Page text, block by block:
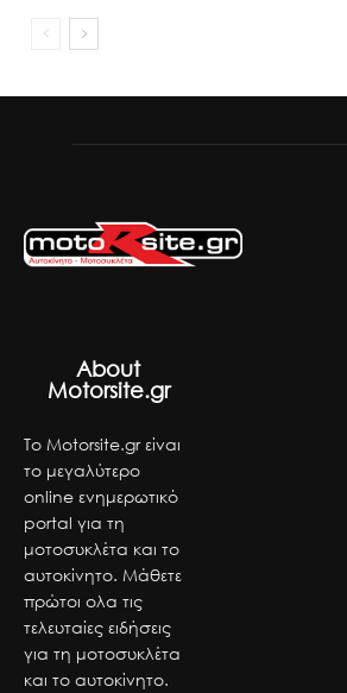
About
Motorsite.gr
Το Motorsite.gr είναι
το μεγαλύτερο
online ενημερωτικό
portal για τη
μοτοσυκλέτα και το
αυτοκίνητο. Μάθετε
πρώτοι ολα τις
τελευταίες ειδήσεις
για τη μοτοσυκλέτα
και το αυτοκίνητο.